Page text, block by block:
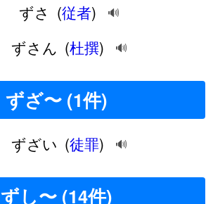
ずさ (従者) 🔊
ずさん (杜撰) 🔊
ずざ〜 (1件)
ずざい (徒罪) 🔊
ずし〜 (14件)